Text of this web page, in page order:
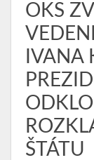
OKS
IVANA
ŠTÁTU